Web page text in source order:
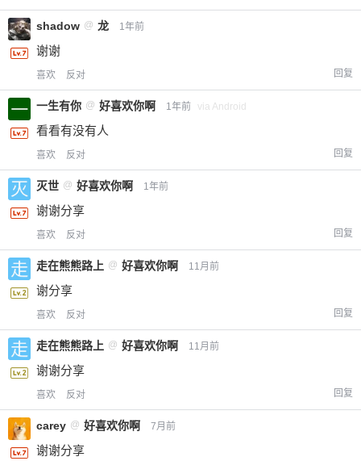
shadow @ 龙 1年前
谢谢
喜欢 反对 回复
一生有你 @ 好喜欢你啊 1年前 via Android
看看有没有人
喜欢 反对 回复
灭世 @ 好喜欢你啊 1年前
谢谢分享
喜欢 反对 回复
走在熊熊路上 @ 好喜欢你啊 11月前
谢分享
喜欢 反对 回复
走在熊熊路上 @ 好喜欢你啊 11月前
谢谢分享
喜欢 反对 回复
carey @ 好喜欢你啊 7月前
谢谢分享